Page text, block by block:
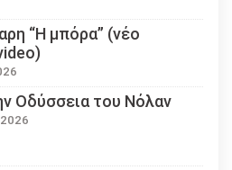
“Η μπόρα” (νέο
Οδύσσεια του Νόλαν